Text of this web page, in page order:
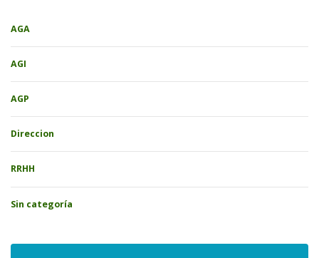
AGA
AGI
AGP
Direccion
RRHH
Sin categoría